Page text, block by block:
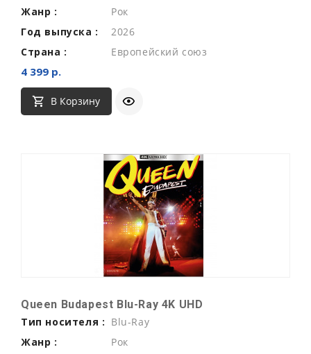
Жанр :
Рок
Год выпуска :
2026
Страна :
Европейский союз
4 399 р.
В Корзину
Queen Budapest Blu-Ray 4K UHD
Тип носителя : Blu-Ray
Жанр :
Рок